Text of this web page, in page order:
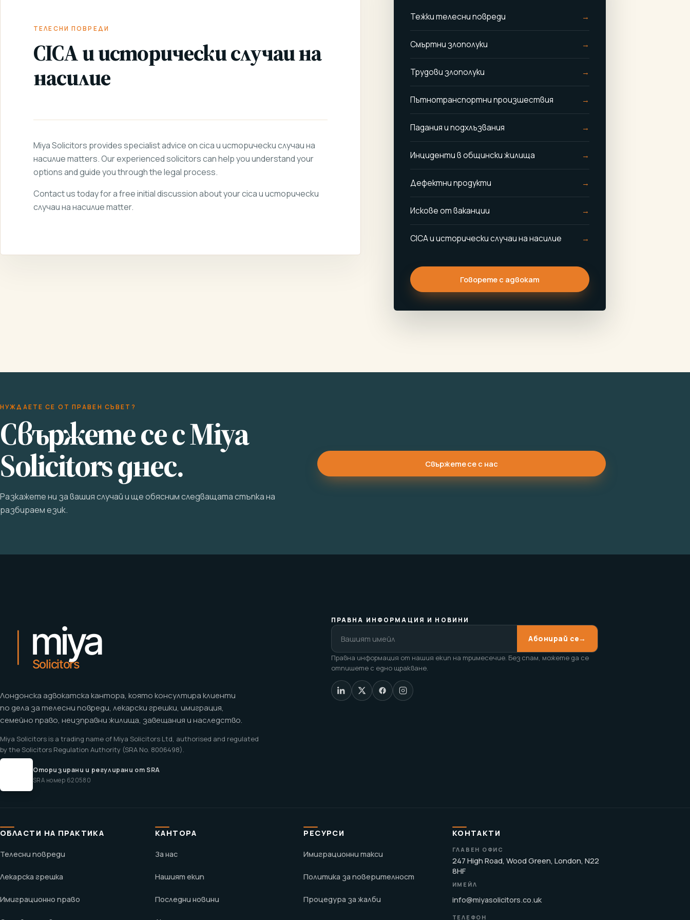
ТЕЛЕСНИ ПОВРЕДИ
CICA и исторически случаи на
насилие
Miya Solicitors provides specialist advice on cica и исторически случаи на
насилие matters. Our experienced solicitors can help you understand your
options and guide you through the legal process.
Contact us today for a free initial discussion about your cica и исторически
случаи на насилие matter.
Тежки телесни повреди
Смъртни злополуки
Трудови злополуки
Пътнотранспортни произшествия
Падания и подхлъзвания
Инциденти в общински жилища
Дефектни продукти
Искове от ваканции
CICA и исторически случаи на насилие
Говорете с адвокат
НУЖДАЕТЕ СЕ ОТ ПРАВЕН СЪВЕТ?
Свържете се с Miya
Solicitors днес.
Разкажете ни за вашия случай и ще обясним следващата стъпка на
разбираем език.
Свържете се с нас
Лондонска адвокатска кантора, която консултира клиенти
по дела за телесни повреди, лекарски грешки, имиграция,
семейно право, неизправни жилища, завещания и наследство.
Miya Solicitors is a trading name of Miya Solicitors Ltd, authorised and regulated
by the Solicitors Regulation Authority (SRA No. 8006498).
Оторизирани и регулирани от SRA
SRA номер 620580
ПРАВНА ИНФОРМАЦИЯ И НОВИНИ
Абонирай се→
Правна информация от нашия екип на тримесечие. Без спам, можете да се
отпишете с едно щракване.
ОБЛАСТИ НА ПРАКТИКА
Телесни повреди
Лекарска грешка
Имиграционно право
КАНТОРА
За нас
Нашият екип
Последни новини
РЕСУРСИ
Имиграционни такси
Политика за поверителност
Процедура за жалби
КОНТАКТИ
ГЛАВЕН ОФИС
247 High Road, Wood Green, London, N22
8HF
ИМЕЙЛ
info@miyasolicitors.co.uk
ТЕЛЕФОН